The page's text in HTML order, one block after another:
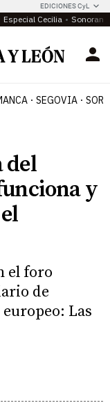
EDICIONES CyL
Especial Cecilia
SEGOVIA
del
y
el foro
de
Las